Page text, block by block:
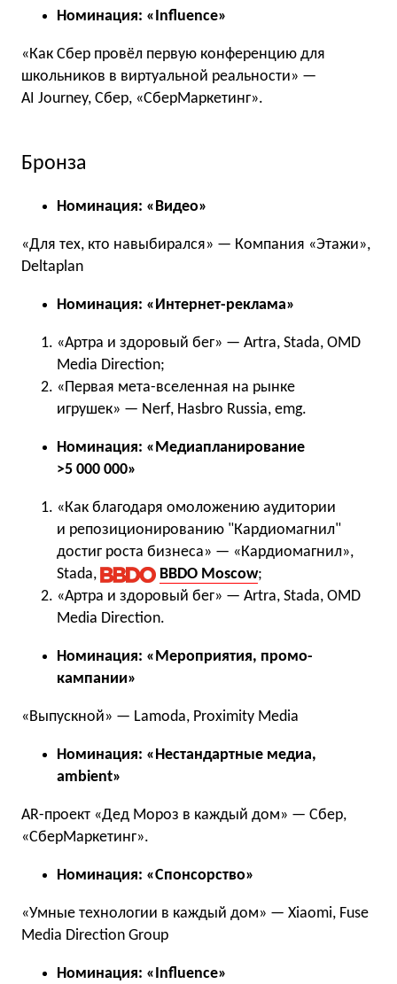
Номинация: «Influence»
«Как Сбер провёл первую конференцию для
школьников в виртуальной реальности» —
AI Journey, Сбер, «СберМаркетинг».
Бронза
Номинация: «Видео»
«Для тех, кто навыбирался» — Компания «Этажи»,
Deltaplan
Номинация: «Интернет-реклама»
«Артра и здоровый бег» — Artra, Stada, OMD
Media Direction;
«Первая мета-вселенная на рынке
игрушек» — Nerf, Hasbro Russia, emg.
Номинация: «Медиапланирование
>5 000 000»
«Как благодаря омоложению аудитории
и репозиционированию "Кардиомагнил"
достиг роста бизнеса» — «Кардиомагнил»,
Stada,
BBDO Moscow;
«Артра и здоровый бег» — Artra, Stada, OMD
Media Direction.
Номинация: «Мероприятия, промо-
кампании»
«Выпускной» — Lamoda, Proximity Media
Номинация: «Нестандартные медиа,
ambient»
AR-проект «Дед Мороз в каждый дом» — Сбер,
«СберМаркетинг».
Номинация: «Спонсорство»
«Умные технологии в каждый дом» — Xiaomi, Fuse
Media Direction Group
Номинация: «Influence»